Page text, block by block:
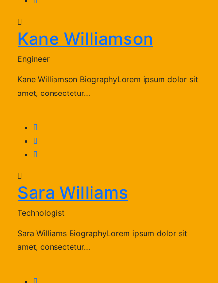
Kane Williamson
Engineer
Kane Williamson BiographyLorem ipsum dolor sit
amet, consectetur…
Sara Williams
Technologist
Sara Williams BiographyLorem ipsum dolor sit
amet, consectetur…